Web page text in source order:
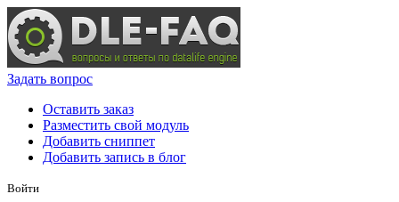
Задать вопрос
Оставить заказ
Разместить свой модуль
Добавить сниппет
Добавить запись в блог
Войти